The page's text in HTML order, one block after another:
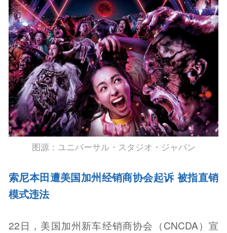
图源：ユニバーサル・スタジオ・ジャパン
索尼本田遭美国加州经销商协会起诉 被指直销
模式违法
22日，美国加州新车经销商协会（CNCDA）宣